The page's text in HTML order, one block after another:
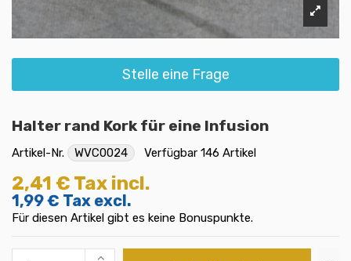
Stelle eine Frage
Halter rand Kork für eine Infusion
Artikel-Nr. WVC0024 Verfügbar 146 Artikel
2,41 € Tax incl.
1,99 € Tax excl.
Für diesen Artikel gibt es keine Bonuspunkte.